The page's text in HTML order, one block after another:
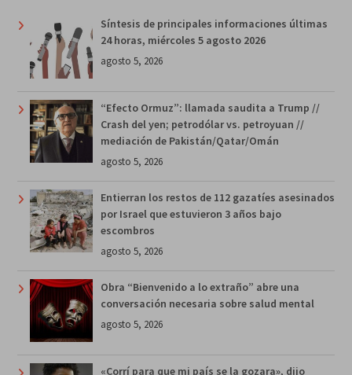
Síntesis de principales informaciones últimas
24 horas, miércoles 5 agosto 2026
agosto 5, 2026
“Efecto Ormuz”: llamada saudita a Trump //
Crash del yen; petrodólar vs. petroyuan //
mediación de Pakistán/Qatar/Omán
agosto 5, 2026
Entierran los restos de 112 gazatíes asesinados
por Israel que estuvieron 3 años bajo
escombros
agosto 5, 2026
Obra “Bienvenido a lo extraño” abre una
conversación necesaria sobre salud mental
agosto 5, 2026
«Corrí para que mi país se la gozara», dijo